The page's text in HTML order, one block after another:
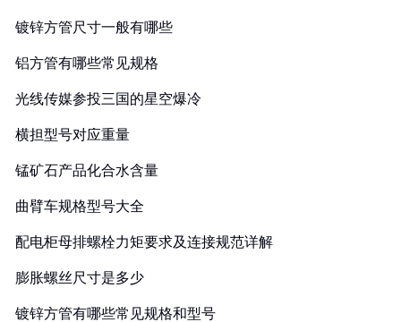
镀锌方管尺寸一般有哪些
铝方管有哪些常见规格
光线传媒参投三国的星空爆冷
横担型号对应重量
锰矿石产品化合水含量
曲臂车规格型号大全
配电柜母排螺栓力矩要求及连接规范详解
膨胀螺丝尺寸是多少
镀锌方管有哪些常见规格和型号